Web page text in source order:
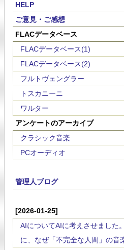
HELP
ご意見・ご感想
FLACデータベース
FLACデータベース(1)
FLACデータベース(2)
フルトヴェングラー
トスカニーニ
ワルター
アンケートのアーカイブ
クラシック音楽
PCオーディオ
管理人ブログ
[2026-01-25]
AIについてAIに考えさせました
に、なぜ「不完全な人間」の音